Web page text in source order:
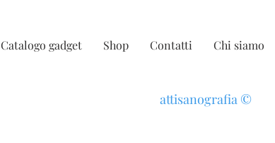
Catalogo gadget Shop Contatti Chi siamo
attisanografia ©